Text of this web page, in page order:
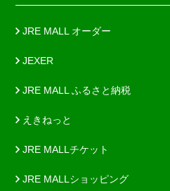
JRE MALL オーダー
JEXER
JRE MALL ふるさと納税
えきねっと
JRE MALLチケット
JRE MALLショッピング